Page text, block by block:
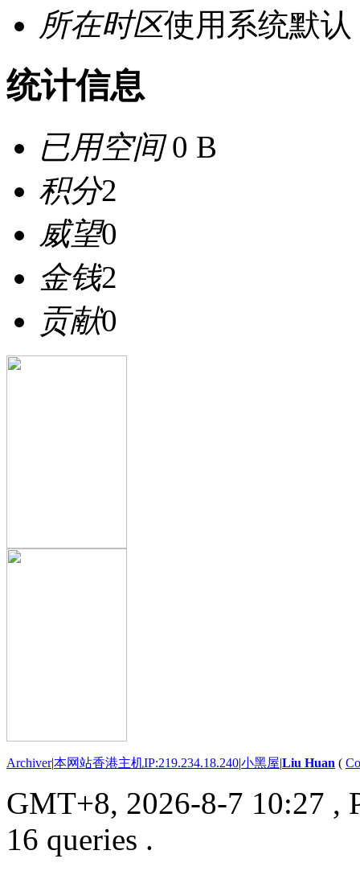
所在时区使用系统默认
统计信息
已用空间0 B
积分2
威望0
金钱2
贡献0
Archiver|本网站香港主机IP:219.234.18.240|小黑屋|Liu Huan (
GMT+8, 2026-8-7 10:27 ,
16 queries .